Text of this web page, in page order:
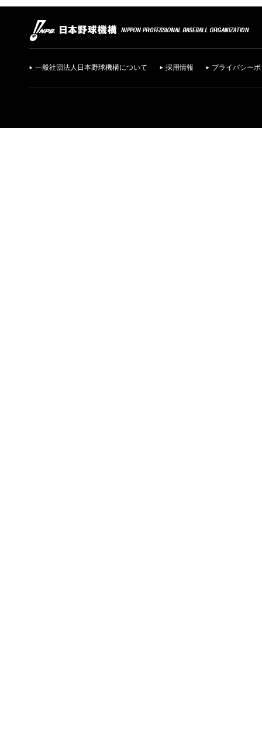
一般社団法人日本野球機構について 採用情報 プライバシー